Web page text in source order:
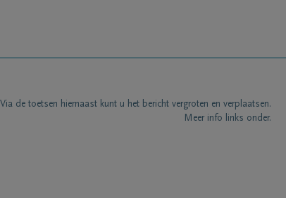
Via de toetsen hiernaast kunt u het bericht vergroten en verplaatsen.
Meer info links onder.